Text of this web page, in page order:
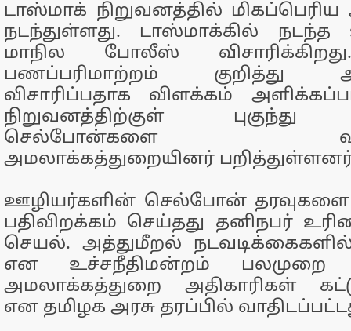
டாஸ்மாக் நிறுவனத்தில்
நடந்துள்ளது. டாஸ்மாக்கில் நடந்த
மாநில போலீஸ்
பணப்பரிமாற்றம் குறித்து
விசாரிப்பதாக விளக்கம்
நிறுவனத்திற்குள் புகுந்து
செல்போன்களை
அமலாக்கத்துறையினர்
ஊழியர்களின் செல்போன் தரவுகளை
பதிவிறக்கம் செய்தது தனிநபர்
செயல். அத்துமீறல் நடவடிக்கைகளில்
என உச்சநீதிமன்றம் பலமுறை
அமலாக்கத்துறை அதிகாரிகள்
என தமிழக அரசு தரப்பில்